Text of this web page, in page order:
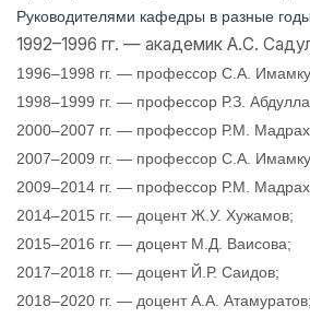
Руководителями кафедры в разные
1992–1996 гг. — академик А.С.
1996–1998 гг. — профессор С.А.
1998–1999 гг. — профессор Р.З.
2000–2007 гг. — профессор Р.М.
2007–2009 гг. — профессор С.А.
2009–2014 гг. — профессор Р.М.
2014–2015 гг. — доцент Ж.У. Хужамов;
2015–2016 гг. — доцент М.Д. Ваисова;
2017–2018 гг. — доцент Й.Р. Саидов;
2018–2020 гг. — доцент А.А. Атамуратов;